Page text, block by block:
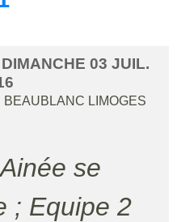
DIMANCHE 03 JUIL.
BEAUBLANC LIMOGES
; Equipe 2